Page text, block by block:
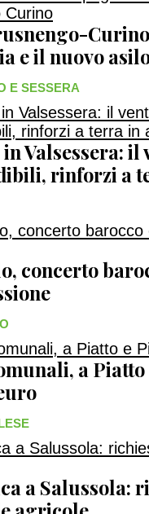
e il nuovo
E SESSERA
Valsessera: il
rinforzi a
concerto
a
a Salussola: